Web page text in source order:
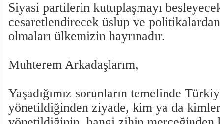
Siyasi partilerin kutuplaşmayı
cesaretlendirecek üslup ve
olmaları ülkemizin hayrınadır.
Muhterem Arkadaşlarım,
Yaşadığımız sorunların temelinde
yönetildiğinden ziyade, kim ya da